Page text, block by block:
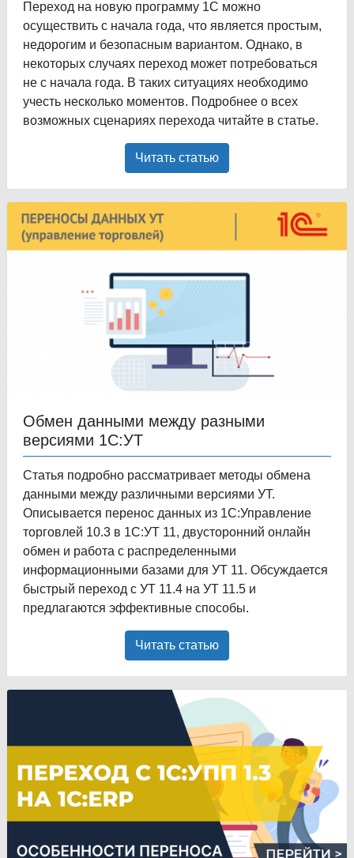
Переход на новую программу 1С можно
осуществить с начала года, что является простым,
недорогим и безопасным вариантом. Однако, в
некоторых случаях переход может потребоваться
не с начала года. В таких ситуациях необходимо
учесть несколько моментов. Подробнее о всех
возможных сценариях перехода читайте в статье.
Читать статью
Обмен данными между разными
версиями 1С:УТ
Статья подробно рассматривает методы обмена
данными между различными версиями УТ.
Описывается перенос данных из 1С:Управление
торговлей 10.3 в 1С:УТ 11, двусторонний онлайн
обмен и работа с распределенными
информационными базами для УТ 11. Обсуждается
быстрый переход с УТ 11.4 на УТ 11.5 и
предлагаются эффективные способы.
Читать статью